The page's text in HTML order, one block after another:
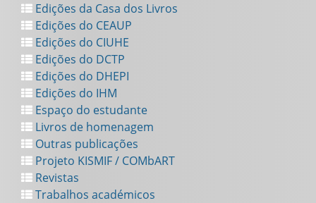
Edições da Casa dos Livros
Edições do CEAUP
Edições do CIUHE
Edições do DCTP
Edições do DHEPI
Edições do IHM
Espaço do estudante
Livros de homenagem
Outras publicações
Projeto KISMIF / COMbART
Revistas
Trabalhos académicos